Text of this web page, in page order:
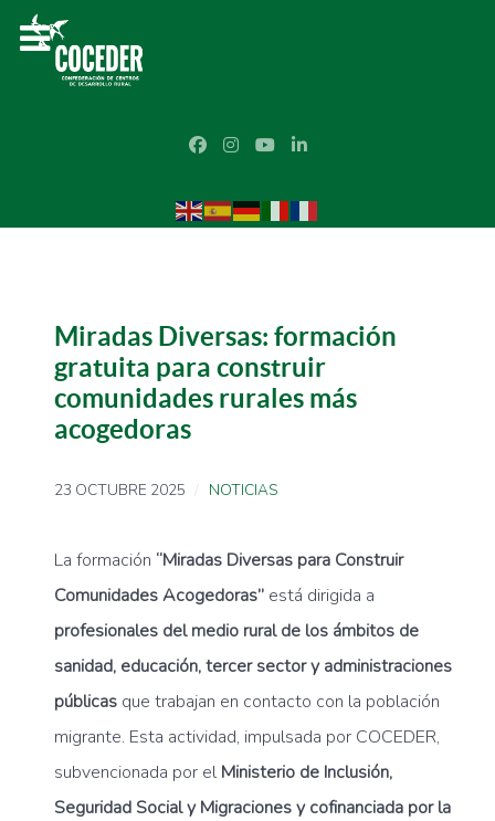
Miradas Diversas: formación
gratuita para construir
comunidades rurales más
acogedoras
23 OCTUBRE 2025 NOTICIAS
La formación “Miradas Diversas para Construir
Comunidades Acogedoras” está dirigida a
profesionales del medio rural de los ámbitos de
sanidad, educación, tercer sector y administraciones
públicas que trabajan en contacto con la población
migrante. Esta actividad, impulsada por COCEDER,
subvencionada por el Ministerio de Inclusión,
Seguridad Social y Migraciones y cofinanciada por la